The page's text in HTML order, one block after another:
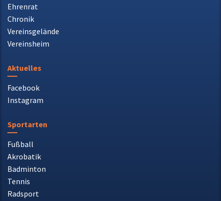
Vereinsheim
Aktuelles
Facebook
Sportarten
Fußball
Badminton
Tennis
Radsport
Gymnastik
Boule